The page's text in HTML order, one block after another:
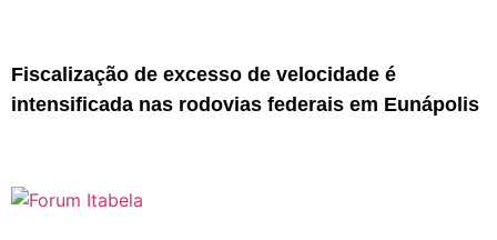
Fiscalização de excesso de velocidade é
intensificada nas rodovias federais em Eunápolis